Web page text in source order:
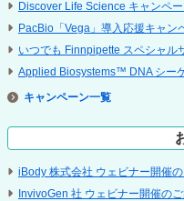
Discover Life Science キャンペ
PacBio「Vega」導入応援キャン
いつでも Finnpipette スペシャル
Applied Biosystems™ DNA シーケンサ スペ
キャンペーン
iBody 株式会社 ウェビナー開催
InvivoGen 社 ウェビナー開催のご案